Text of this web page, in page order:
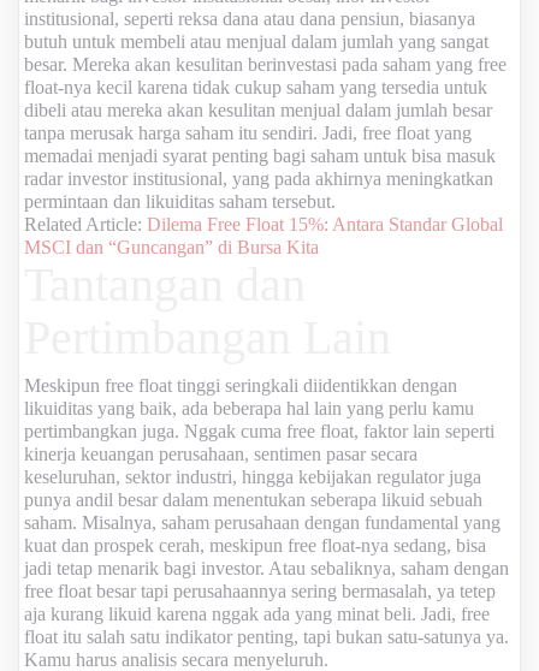
institusional, seperti reksa dana atau dana pensiun, biasanya
butuh untuk membeli atau menjual dalam jumlah yang sangat
besar. Mereka akan kesulitan berinvestasi pada saham yang free
float-nya kecil karena tidak cukup saham yang tersedia untuk
dibeli atau mereka akan kesulitan menjual dalam jumlah besar
tanpa merusak harga saham itu sendiri. Jadi, free float yang
memadai menjadi syarat penting bagi saham untuk bisa masuk
radar investor institusional, yang pada akhirnya meningkatkan
permintaan dan likuiditas saham tersebut.
Related Article: Dilema Free Float 15%: Antara Standar Global
MSCI dan “Guncangan” di Bursa Kita
Meskipun free float tinggi seringkali diidentikkan dengan
likuiditas yang baik, ada beberapa hal lain yang perlu kamu
pertimbangkan juga. Nggak cuma free float, faktor lain seperti
kinerja keuangan perusahaan, sentimen pasar secara
keseluruhan, sektor industri, hingga kebijakan regulator juga
punya andil besar dalam menentukan seberapa likuid sebuah
saham. Misalnya, saham perusahaan dengan fundamental yang
kuat dan prospek cerah, meskipun free float-nya sedang, bisa
jadi tetap menarik bagi investor. Atau sebaliknya, saham dengan
free float besar tapi perusahaannya sering bermasalah, ya tetep
aja kurang likuid karena nggak ada yang minat beli. Jadi, free
float itu salah satu indikator penting, tapi bukan satu-satunya ya.
Kamu harus analisis secara menyeluruh.